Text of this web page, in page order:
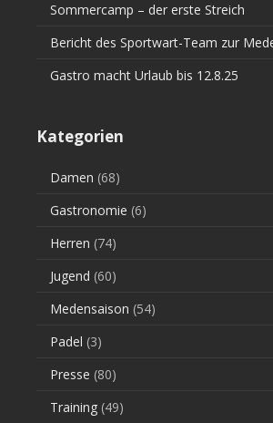
Sommercamp – der erste Streich
Bericht des Sportwart-Team zur
Gastro macht Urlaub bis 12.8.25
Kategorien
Damen (68)
Gastronomie (6)
Herren (74)
Jugend (60)
Medensaison (54)
Padel (3)
Presse (80)
Training (49)